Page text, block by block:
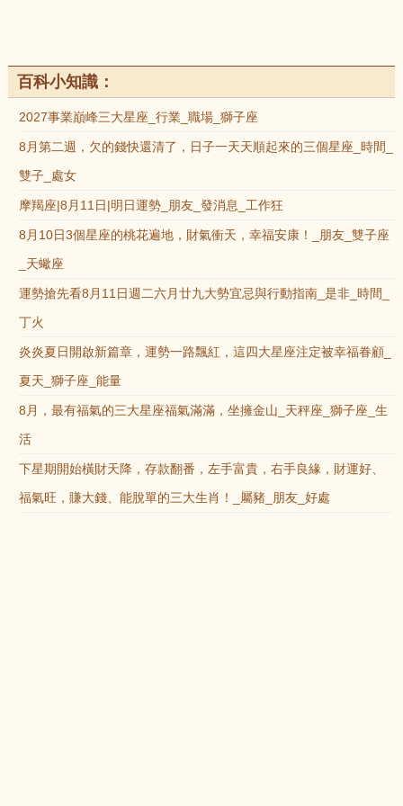
百科小知識：
2027事業巔峰三大星座_行業_職場_獅子座
8月第二週，欠的錢快還清了，日子一天天順起來的三個星座_時間_
雙子_處女
摩羯座|8月11日|明日運勢_朋友_發消息_工作狂
8月10日3個星座的桃花遍地，財氣衝天，幸福安康！_朋友_雙子座
_天蠍座
運勢搶先看8月11日週二六月廿九大勢宜忌與行動指南_是非_時間_
丁火
炎炎夏日開啟新篇章，運勢一路飄紅，這四大星座注定被幸福眷顧_
夏天_獅子座_能量
8月，最有福氣的三大星座福氣滿滿，坐擁金山_天秤座_獅子座_生
活
下星期開始橫財天降，存款翻番，左手富貴，右手良緣，財運好、
福氣旺，賺大錢、能脫單的三大生肖！_屬豬_朋友_好處